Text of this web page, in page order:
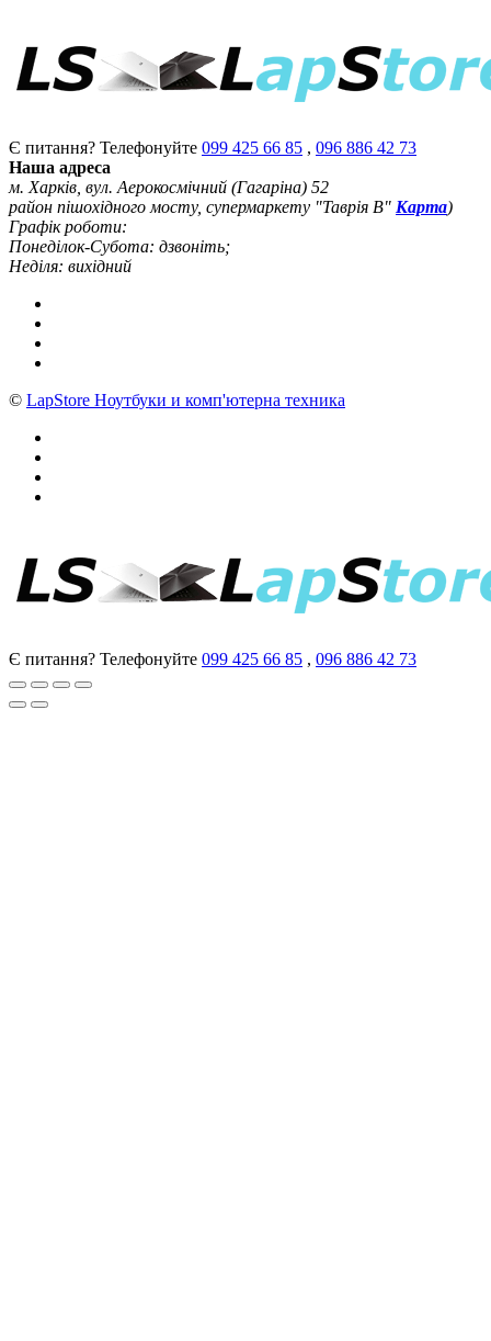
Є питання? Телефонуйте 099 425 66 85 , 096 886 42 73
Наша адреса
м. Харків, вул. Аерокосмічний (Гагаріна) 52
район пішохідного мосту, супермаркету "Таврія В" Карта)
Графік роботи:
Понеділок-Субота: дзвоніть;
Неділя: вихідний
© LapStore Ноутбуки и комп'ютерна техника
Є питання? Телефонуйте 099 425 66 85 , 096 886 42 73